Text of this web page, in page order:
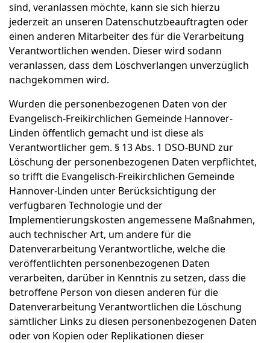
sind, veranlassen möchte, kann sie sich hierzu
jederzeit an unseren Datenschutzbeauftragten oder
einen anderen Mitarbeiter des für die Verarbeitung
Verantwortlichen wenden. Dieser wird sodann
veranlassen, dass dem Löschverlangen unverzüglich
nachgekommen wird.
Wurden die personenbezogenen Daten von der
Evangelisch-Freikirchlichen Gemeinde Hannover-
Linden öffentlich gemacht und ist diese als
Verantwortlicher gem. § 13 Abs. 1 DSO-BUND zur
Löschung der personenbezogenen Daten verpflichtet,
so trifft die Evangelisch-Freikirchlichen Gemeinde
Hannover-Linden unter Berücksichtigung der
verfügbaren Technologie und der
Implementierungskosten angemessene Maßnahmen,
auch technischer Art, um andere für die
Datenverarbeitung Verantwortliche, welche die
veröffentlichten personenbezogenen Daten
verarbeiten, darüber in Kenntnis zu setzen, dass die
betroffene Person von diesen anderen für die
Datenverarbeitung Verantwortlichen die Löschung
sämtlicher Links zu diesen personenbezogenen Daten
oder von Kopien oder Replikationen dieser